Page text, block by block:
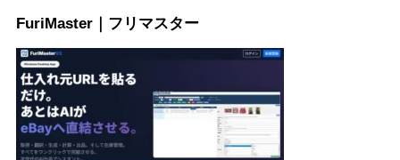
FuriMaster｜フリマスター